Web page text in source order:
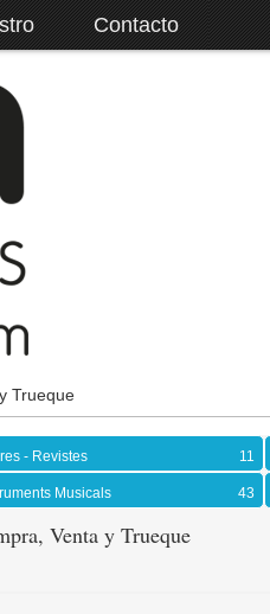
Contacto
Trueque
- Revistes 11
Musicals 43
Venta y Trueque